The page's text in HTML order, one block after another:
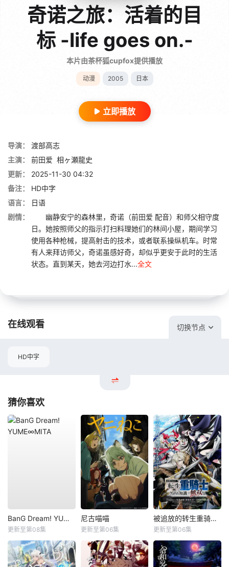
奇诺之旅：活着的目
标 -life goes on.-
本片由茶杯狐cupfox提供播放
动漫 2005 日本
立即播放
导演：
渡部高志
主演：
前田爱 相ヶ瀬龍史
更新：
2025-11-30 04:32
备注：
HD中字
语言：
日语
剧情：
幽静安宁的森林里，奇诺（前田爱 配音）和师父相守度
日。她按照师父的指示打扫料理她们的林间小屋，期间学习
使用各种枪械，提高射击的技术，或者联系操纵机车。时常
有人来拜访师父，奇诺虽感好奇，却似乎更安于此时的生活
状态。直到某天，她去河边打水...全文
在线观看 切换节点
HD中字
猜你喜欢
BanG Dream! YUME∞MITA
更新至第08集
尼古喵喵
更新至第06集
被追放的转生重骑士用游戏知识开无双
更新至第06集